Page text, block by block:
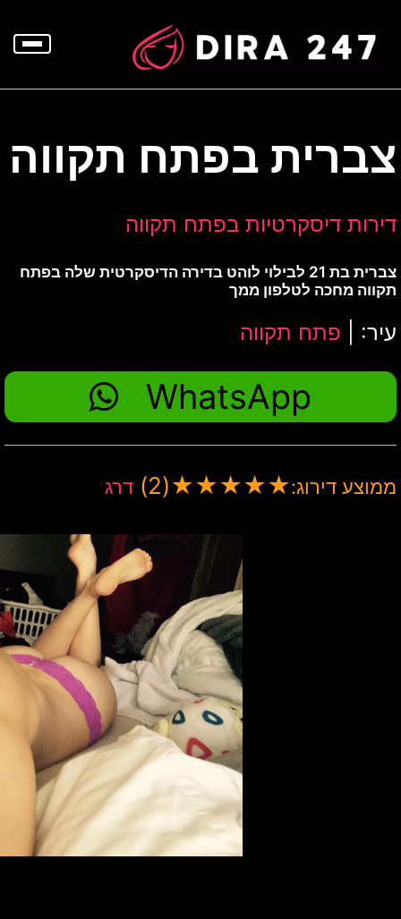
צברית בפתח תקווה
דירות דיסקרטיות בפתח תקווה
צברית בת 21 לבילוי לוהט בדירה הדיסקרטית שלה בפתח
תקווה מחכה לטלפון ממך
עיר: | פתח תקווה
WhatsApp
ממוצע דירוג:★
★
★
★
★
(2) דרג